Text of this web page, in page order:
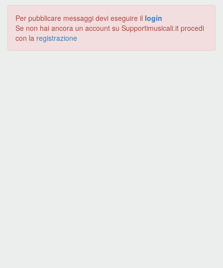
Per pubblicare messaggi devi eseguire il login
Se non hai ancora un account su Supportimusicali.it procedi
con la registrazione